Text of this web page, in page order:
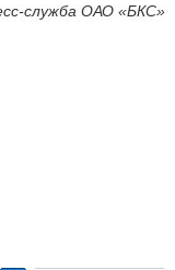
служба ОАО «БКС»